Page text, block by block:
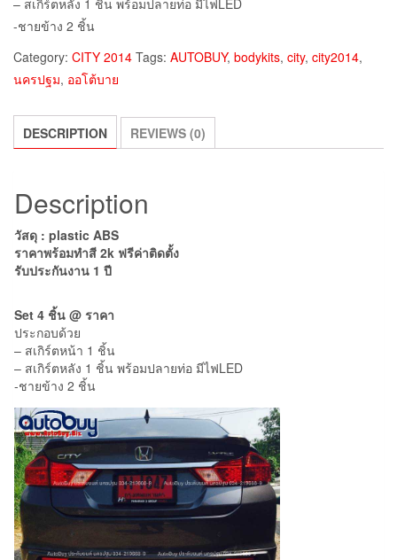
– สเกิร์ตหลัง 1 ชิ้น พร้อมปลายท่อ มีไฟLED
-ชายข้าง 2 ชิ้น
Category: CITY 2014 Tags: AUTOBUY, bodykits, city, city2014,
นครปฐม, ออโต้บาย
DESCRIPTION REVIEWS (0)
Description
วัสดุ : plastic ABS
ราคาพร้อมทำสี 2k ฟรีค่าติดตั้ง
รับประกันงาน 1 ปี
Set 4 ชิ้น @ ราคา
ประกอบด้วย
– สเกิร์ตหน้า 1 ชิ้น
– สเกิร์ตหลัง 1 ชิ้น พร้อมปลายท่อ มีไฟLED
-ชายข้าง 2 ชิ้น